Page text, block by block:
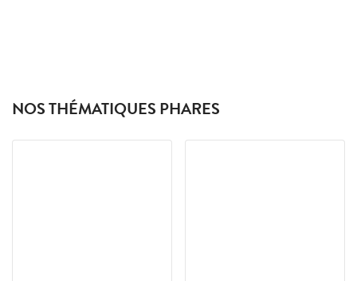
NOS THÉMATIQUES PHARES